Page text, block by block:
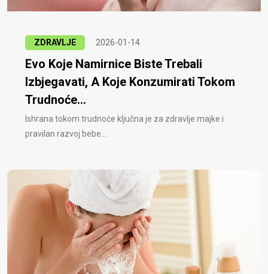
ZDRAVLJE 2026-01-14
Evo Koje Namirnice Biste Trebali
Izbjegavati, A Koje Konzumirati Tokom
Trudnoće...
Ishrana tokom trudnoće ključna je za zdravlje majke i
pravilan razvoj bebe...